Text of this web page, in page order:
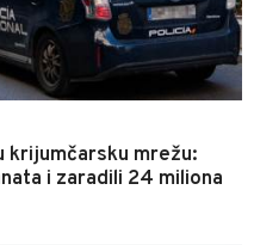
krijumčarsku mrežu:
i zaradili 24 miliona